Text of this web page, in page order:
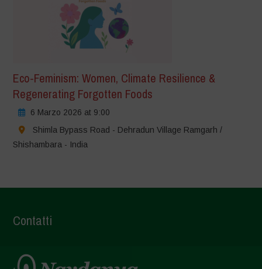
Eco-Feminism: Women, Climate Resilience &
Regenerating Forgotten Foods
6 Marzo 2026 at 9:00
Shimla Bypass Road - Dehradun Village Ramgarh /
Shishambara - India
Contatti